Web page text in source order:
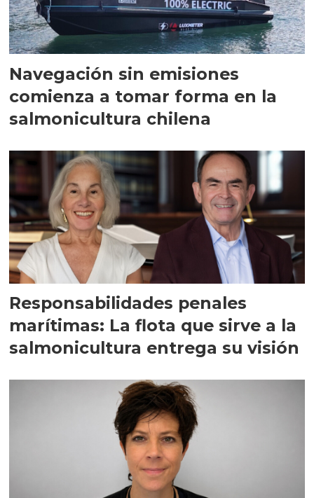
Navegación sin emisiones
comienza a tomar forma en la
salmonicultura chilena
Responsabilidades penales
marítimas: La flota que sirve a la
salmonicultura entrega su visión